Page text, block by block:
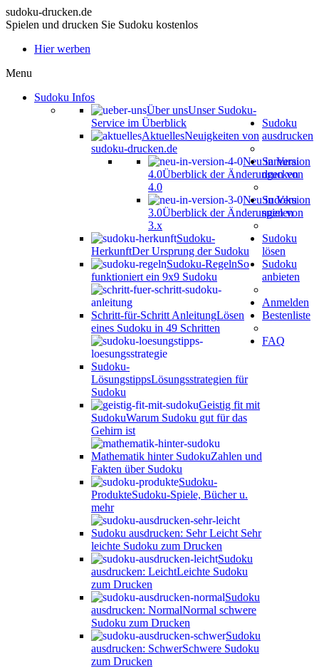
sudoku-drucken.de
Spielen und drucken Sie Sudoku kostenlos
Hier werben
Menu
Sudoku Infos
Über unsUnser Sudoku-
Service im Überblick
AktuellesNeuigkeiten von
sudoku-drucken.de
Neu in Version
4.0Überblick der Änderungen von
4.0
Neu in Version
3.0Überblick der Änderungen von
3.x
Sudoku-
HerkunftDer Ursprung der Sudoku
Sudoku-RegelnSo
funktioniert ein 9x9 Sudoku
Schritt-für-Schritt AnleitungLösen
eines Sudoku in 49 Schritten
Sudoku-
LösungstippsLösungsstrategien für
Sudoku
Geistig fit mit
SudokuWarum Sudoku gut für das
Gehirn ist
Mathematik hinter SudokuZahlen und
Fakten über Sudoku
Sudoku-
ProdukteSudoku-Spiele, Bücher u.
mehr
Sudoku
ausdrucken
Sudoku ausdrucken: Sehr Leicht Sehr
leichte Sudoku zum Drucken
Sudoku
ausdrucken: LeichtLeichte Sudoku
zum Drucken
Sudoku
ausdrucken: NormalNormal schwere
Sudoku zum Drucken
Sudoku
ausdrucken: SchwerSchwere Sudoku
zum Drucken
Samurai
drucken
Sudoku
spielen
Sudoku
lösen
Sudoku
anbieten
Anmelden
Bestenliste
FAQ